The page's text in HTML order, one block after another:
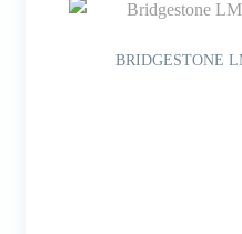
BRIDGESTONE